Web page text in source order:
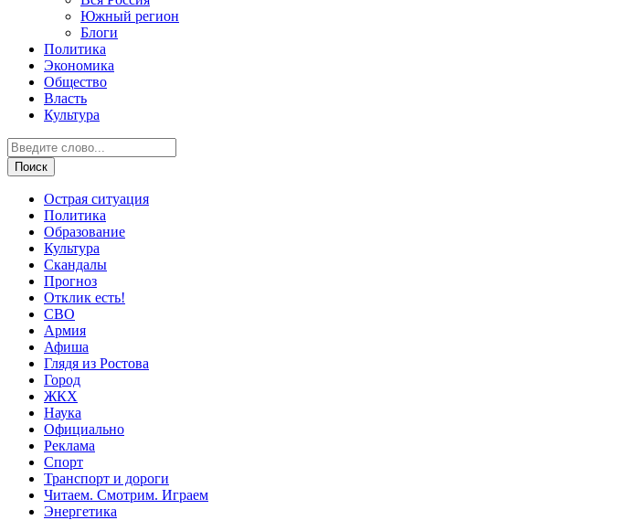
Южный регион
Блоги
Политика
Экономика
Общество
Власть
Культура
Острая ситуация
Политика
Образование
Культура
Скандалы
Прогноз
Отклик есть!
СВО
Армия
Афиша
Глядя из Ростова
Город
ЖКХ
Наука
Официально
Реклама
Спорт
Транспорт и дороги
Читаем. Смотрим. Играем
Энергетика